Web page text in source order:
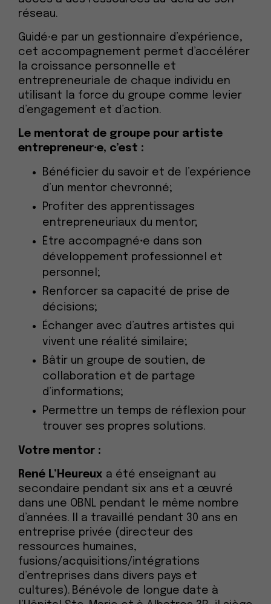
réseau.
Guidé⸱e par un gestionnaire d’expérience,
cet accompagnement permet d’accélérer
la croissance personnelle et
entrepreneuriale de chaque individu en
utilisant la force du groupe comme levier
d’engagement et d’action.
Le mentorat de groupe pour artiste
entrepreneur⸱e, c’est :
Bénéficier du savoir et de l’expérience
d’un mentor chevronné;
Profiter des apprentissages
entrepreneuriaux du mentor;
Être accompagné⸱e dans son
développement professionnel et
personnel;
Renforcer sa capacité de prise de
décisions;
Échanger avec d’autres artistes qui
vivent une réalité similaire;
Bâtir un groupe de soutien, de
collaboration et de partage
d’informations;
Permettre un temps de réflexion pour
trouver ses propres solutions.
Votre mentor :
René L’Heureux a été enseignant au
secondaire pendant six ans et a œuvré
dans une OBNL pendant
le même nombre
d’années.
a travaillé pendant 30 ans en
entreprise privée (directeur des
ressources humaines,
fusions/acquisitions/intégrations
d’entreprises dans divers pays et
cultures). Bénévole de longue date à